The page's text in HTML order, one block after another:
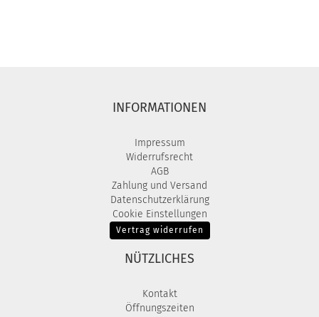
INFORMATIONEN
Impressum
Widerrufsrecht
AGB
Zahlung und Versand
Datenschutzerklärung
Cookie Einstellungen
Vertrag widerrufen
NÜTZLICHES
Kontakt
Öffnungszeiten